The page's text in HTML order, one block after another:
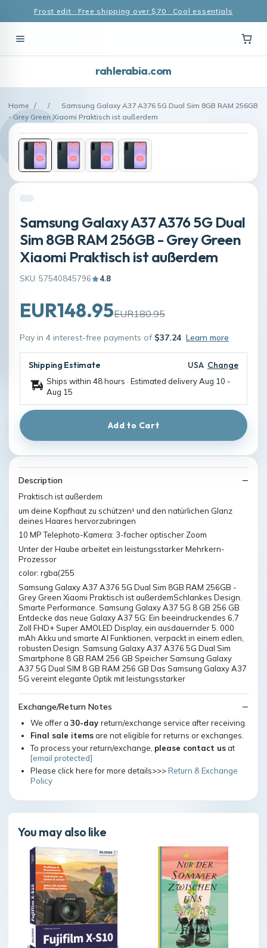
Frost edit · Free shipping over $70 · Cool essentials
rahlerabia.com
Home / /
Samsung Galaxy A37 A376 5G Dual Sim 8GB RAM 256GB
- Grey Green Xiaomi Praktisch ist außerdem
Samsung Galaxy A37 A376 5G Dual
Sim 8GB RAM 256GB - Grey Green
Xiaomi Praktisch ist außerdem
SKU: 57540845796 4.8
EUR148.95EUR180.95
Pay in 4 interest-free payments of $37.24 Learn more
Shipping Estimate USA Change
Ships within 48 hours · Estimated deliveryAug 10 -
Aug 15
Add to Cart
Description
Praktisch ist außerdem
um deine Kopfhaut zu schützen¹ und den natürlichen Glanz
deines Haares hervorzubringen
10 MP Telephoto-Kamera: 3-facher optischer Zoom
Unter der Haube arbeitet ein leistungsstarker Mehrkern-
Prozessor
color: rgba(255
Samsung Galaxy A37 A376 5G Dual Sim 8GB RAM 256GB -
Grey Green Xiaomi Praktisch ist außerdemSchlankes Design.
Smarte Performance. Samsung Galaxy A37 5G 8 GB 256 GB
Entdecke das neue Galaxy A37 5G: Ein beeindruckendes 6,7
Zoll FHD+ Super AMOLED Display, ein ausdauernder 5. 000
mAh Akku und smarte AI Funktionen, verpackt in einem edlen,
robusten Design. Samsung Galaxy A37 A376 5G Dual Sim
Smartphone 8 GB RAM 256 GB Speicher Samsung Galaxy
A37 5G Dual SIM 8 GB RAM 256 GB Das Samsung Galaxy A37
5G vereint elegante Optik mit leistungsstarker
Exchange/Return Notes
We offer a 30-day return/exchange service after receiving.
Final sale itemsare not eligible for returns or exchanges.
To process your return/exchange, please contact usat
[email protected]
Please click here for more details>>>Return & Exchange
Policy
You may also like